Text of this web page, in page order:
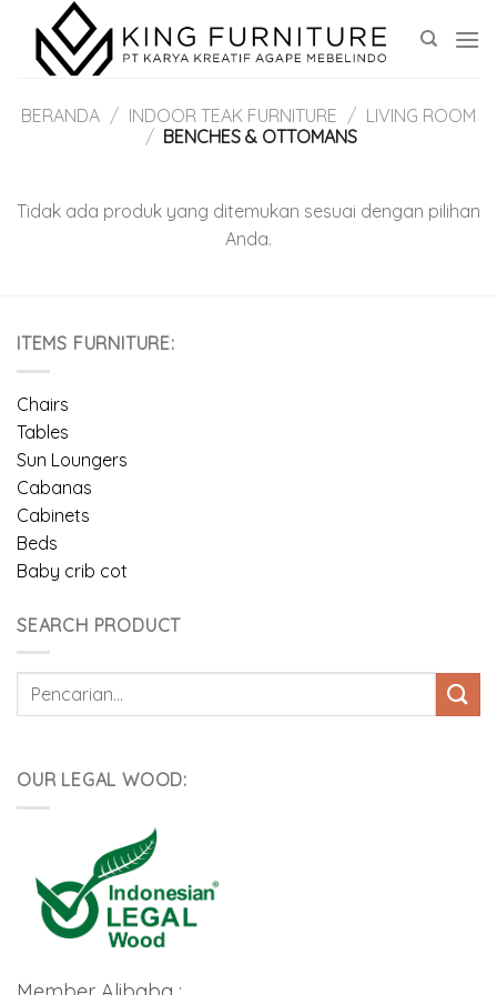
content
BERANDA / INDOOR TEAK FURNITURE / LIVING ROOM
/ BENCHES & OTTOMANS
Tidak ada produk yang ditemukan sesuai dengan pilihan
Anda.
ITEMS FURNITURE:
Chairs
Tables
Sun Loungers
Cabanas
Cabinets
Beds
Baby crib cot
SEARCH PRODUCT
Pencarian
OUR LEGAL WOOD: